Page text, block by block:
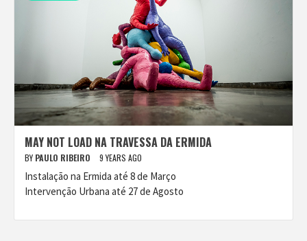
MAY NOT LOAD NA TRAVESSA DA ERMIDA
BY PAULO RIBEIRO 9 YEARS AGO
Instalação na Ermida até 8 de Março
Intervenção Urbana até 27 de Agosto